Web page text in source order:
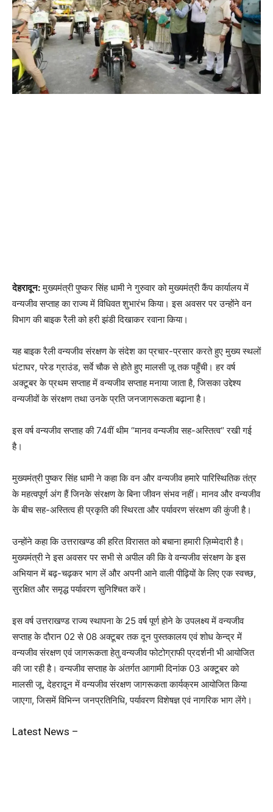
देहरादून:मुख्यमंत्री पुष्कर सिंह धामी ने गुरुवार को मुख्यमंत्री कैंप कार्यालय में
वन्यजीव सप्ताह का राज्य में विधिवत शुभारंभ किया। इस अवसर पर उन्होंने वन
विभाग की बाइक रैली को हरी झंडी दिखाकर रवाना किया।
यह बाइक रैली वन्यजीव संरक्षण के संदेश का प्रचार-प्रसार करते हुए मुख्य स्थलों
घंटाघर, परेड ग्राउंड, सर्वे चौक से होते हुए मालसी जू तक पहुँची। हर वर्ष
अक्टूबर के प्रथम सप्ताह में वन्यजीव सप्ताह मनाया जाता है, जिसका उद्देश्य
वन्यजीवों के संरक्षण तथा उनके प्रति जनजागरूकता बढ़ाना है।
इस वर्ष वन्यजीव सप्ताह की 74वीं थीम “मानव वन्यजीव सह-अस्तित्व“ रखी गई
है।
मुख्यमंत्री पुष्कर सिंह धामी ने कहा कि वन और वन्यजीव हमारे पारिस्थितिक तंत्र
के महत्वपूर्ण अंग हैं जिनके संरक्षण के बिना जीवन संभव नहीं। मानव और वन्यजीव
के बीच सह-अस्तित्व ही प्रकृति की स्थिरता और पर्यावरण संरक्षण की कुंजी है।
उन्होंने कहा कि उत्तराखण्ड की हरित विरासत को बचाना हमारी ज़िम्मेदारी है।
मुख्यमंत्री ने इस अवसर पर सभी से अपील की कि वे वन्यजीव संरक्षण के इस
अभियान में बढ़-चढ़कर भाग लें और अपनी आने वाली पीढ़ियों के लिए एक स्वच्छ,
सुरक्षित और समृद्ध पर्यावरण सुनिश्चित करें।
इस वर्ष उत्तराखण्ड राज्य स्थापना के 25 वर्ष पूर्ण होने के उपलक्ष्य में वन्यजीव
सप्ताह के दौरान 02 से 08 अक्टूबर तक दून पुस्तकालय एवं शोध केन्द्र में
वन्यजीव संरक्षण एवं जागरूकता हेतु वन्यजीव फोटोग्राफी प्रदर्शनी भी आयोजित
की जा रही है। वन्यजीव सप्ताह के अंतर्गत आगामी दिनांक 03 अक्टूबर को
मालसी जू, देहरादून में वन्यजीव संरक्षण जागरूकता कार्यक्रम आयोजित किया
जाएगा, जिसमें विभिन्न जनप्रतिनिधि, पर्यावरण विशेषज्ञ एवं नागरिक भाग लेंगे।
Latest News –